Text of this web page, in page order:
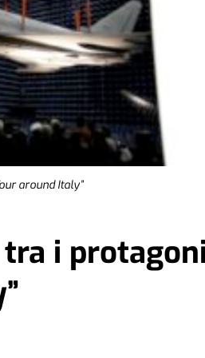
around Italy”
i